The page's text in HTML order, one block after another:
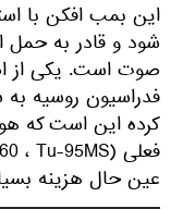
این بمب افکن با
شود و قادر به حمل
صوت است. یكی از
فدراسیون روسیه
کرده این است كه
عین حال هزینه